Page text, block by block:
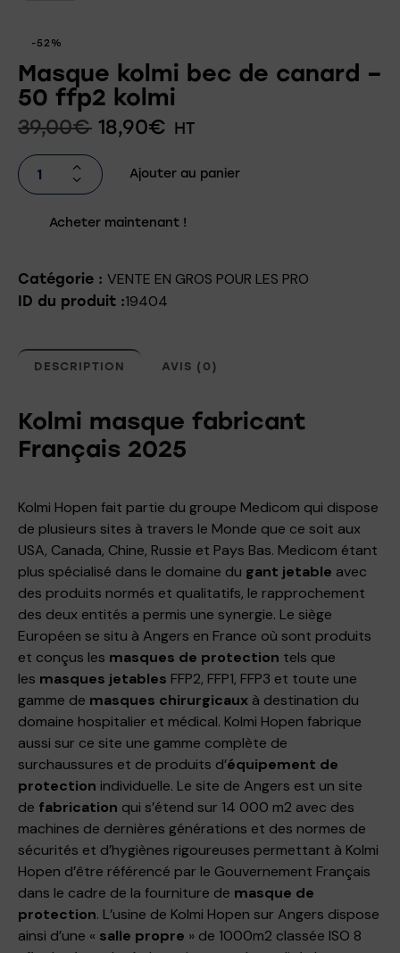
-52%
Masque kolmi bec de canard –
50 ffp2 kolmi
39,00€ 18,90€ HT
Ajouter au panier
Acheter maintenant !
Catégorie : VENTE EN GROS POUR LES PRO
ID du produit :19404
DESCRIPTION AVIS (0)
Kolmi masque fabricant
Français 2025
Kolmi Hopen fait partie du groupe Medicom qui dispose
de plusieurs sites à travers le Monde que ce soit aux
USA, Canada, Chine, Russie et Pays Bas. Medicom étant
plus spécialisé dans le domaine du gant jetable avec
des produits normés et qualitatifs, le rapprochement
des deux entités a permis une synergie. Le siège
Européen se situ à Angers en France où sont produits
et conçus les masques de protection tels que
les masques jetables FFP2, FFP1, FFP3 et toute une
gamme de masques chirurgicaux à destination du
domaine hospitalier et médical. Kolmi Hopen fabrique
aussi sur ce site une gamme complète de
surchaussures et de produits d’équipement de
protection individuelle. Le site de Angers est un site
de fabrication qui s’étend sur 14 000 m2 avec des
machines de dernières générations et des normes de
sécurités et d’hygiènes rigoureuses permettant à Kolmi
Hopen d’être référencé par le Gouvernement Français
dans le cadre de la fourniture de masque de
protection. L’usine de Kolmi Hopen sur Angers dispose
ainsi d’une « salle propre » de 1000m2 classée ISO 8